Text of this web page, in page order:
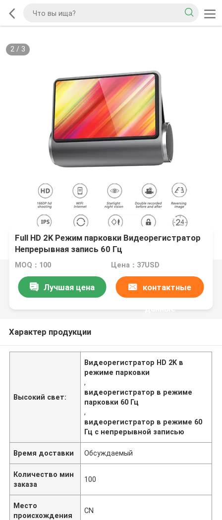
2/ 3
Full HD 2K Режим парковки Видеорегистратор
Непрерывная запись 60 Гц
MOQ：100 Цена：37USD
Лучшая цена контактные
данные
Характер продукции
Высокий свет:
Видеорегистратор HD 2K в
режиме парковки
,
видеорегистратор в режиме
парковки 60 Гц
,
видеорегистратор в режиме 60
Гц с непрерывной записью
Время доставки Обсуждаемый
Количество мин
заказа
100
Место
происхождения
CN